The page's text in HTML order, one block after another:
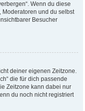
Wenn du diese
Moderatoren und du selbst
Besucher
deiner eigenen Zeitzone.
die für dich passende
Zeitzone kann dabei nur
du noch nicht registriert